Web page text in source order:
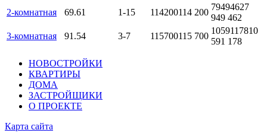
2-комнатная
69.61 1-15 114200114 200
79494627
949 462
3-комнатная
91.54 3-7 115700115 700
1059117810
591 178
НОВОСТРОЙКИ
КВАРТИРЫ
ДОМА
ЗАСТРОЙЩИКИ
О ПРОЕКТЕ
Карта сайта